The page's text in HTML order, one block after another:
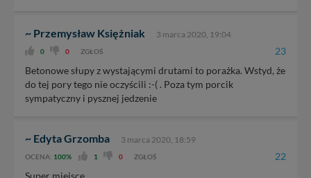
~ Przemysław Księżniak 3 marca 2020, 19:04
0 0 ZGŁOŚ 23
Betonowe słupy z wystającymi drutami to porażka. Wstyd, że
do tej pory tego nie oczyścili :-( . Poza tym porcik
sympatyczny i pysznej jedzenie
~ Edyta Grzomba 3 marca 2020, 18:59
OCENA: 100% 1 0 ZGŁOŚ 22